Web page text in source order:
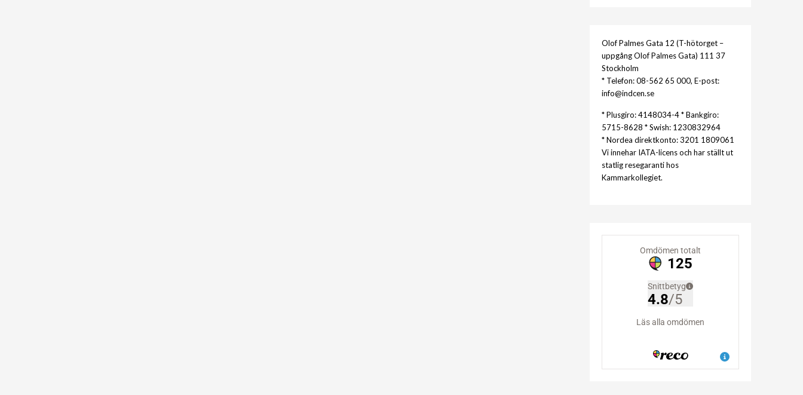
Olof Palmes Gata 12 (T-hötorget –
uppgång Olof Palmes Gata) 111 37
Stockholm
* Telefon: 08-562 65 000, E-post:
info@indcen.se
* Plusgiro: 4148034-4 * Bankgiro:
5715-8628 * Swish: 1230832964
* Nordea direktkonto: 3201 1809061
Vi innehar IATA-licens och har ställt ut
statlig resegaranti hos
Kammarkollegiet.